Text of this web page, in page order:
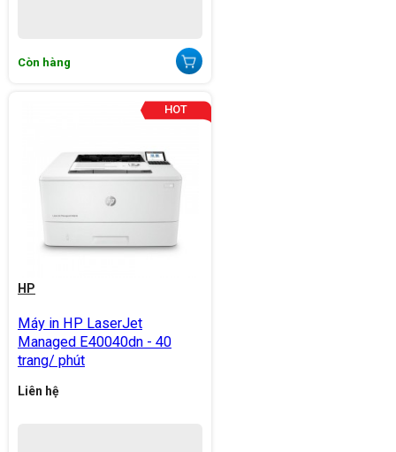
Còn hàng
HP
Máy in HP LaserJet
Managed E40040dn - 40
trang/ phút
Liên hệ